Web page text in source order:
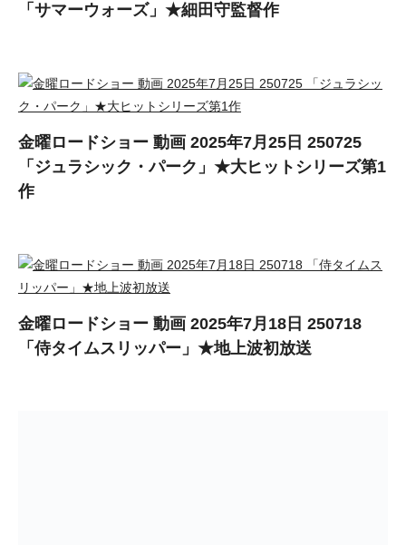
「サマーウォーズ」★細田守監督作
金曜ロードショー 動画 2025年7月25日 250725
「ジュラシック・パーク」★大ヒットシリーズ第1
作
金曜ロードショー 動画 2025年7月18日 250718
「侍タイムスリッパー」★地上波初放送